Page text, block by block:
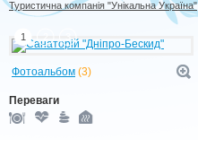
Туристична компанія "Унікальна Україна"
1
Фотоальбом (3)
Переваги